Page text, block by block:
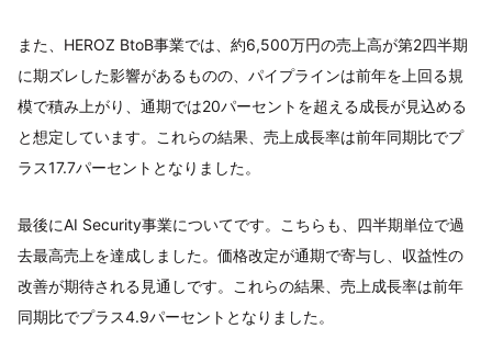
また、HEROZ BtoB事業では、約6,500万円の売上高が第2四半期
に期ズレした影響があるものの、パイプラインは前年を上回る規
模で積み上がり、通期では20パーセントを超える成長が見込める
と想定しています。これらの結果、売上成長率は前年同期比でプ
ラス17.7パーセントとなりました。
最後にAI Security事業についてです。こちらも、四半期単位で過
去最高売上を達成しました。価格改定が通期で寄与し、収益性の
改善が期待される見通しです。これらの結果、売上成長率は前年
同期比でプラス4.9パーセントとなりました。